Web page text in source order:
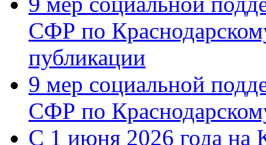
СФР по
публикации
9 мер социальной
СФР по
С 1 июня 2026 года на